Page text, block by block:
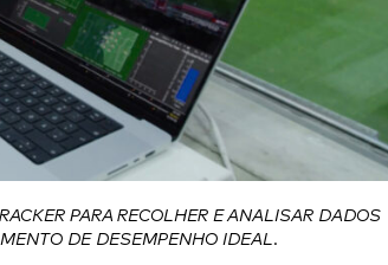
PARA RECOLHER E ANALISAR DADOS
DE DESEMPENHO IDEAL.